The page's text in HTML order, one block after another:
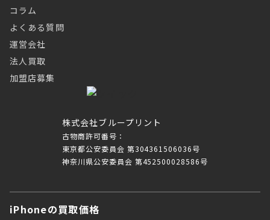
株式会社ブループリント
古物商許可番号：
東京都公安委員会 第304361506036号
神奈川県公安委員会 第452500028586号
コラム
よくある質問
運営会社
法人買取
加盟店募集
iPhoneの買取価格